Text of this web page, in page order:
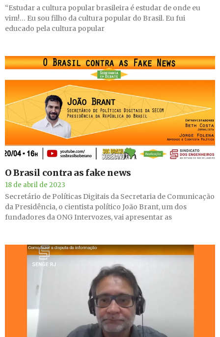
“Estudar a cultura popular brasileira é estudar de onde eu
vim!… Eu sou filho da cultura popular do Brasil. Eu fui
educado pela cultura popular
O Brasil contra as fake news
18 de abril de 2023
Secretário de Políticas Digitais da Secretaria de Comunicação
da Presidência, o cientista político João Brant, um dos
fundadores da ONG Intervozes, vai apresentar as